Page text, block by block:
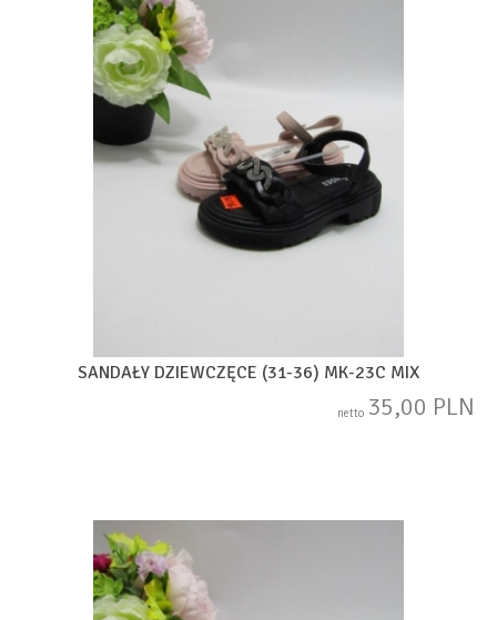
SANDAŁY DZIEWCZĘCE (31-36) MK-23C MIX
netto 35,00 PLN